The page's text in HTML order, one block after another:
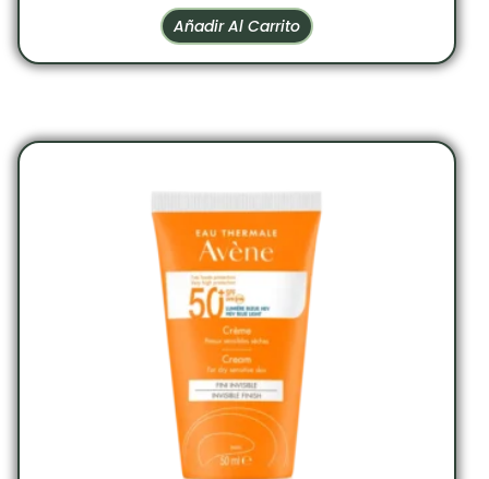
Añadir Al Carrito